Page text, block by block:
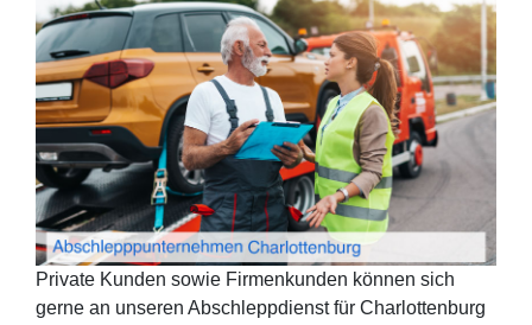
Private Kunden sowie Firmenkunden können sich
gerne an unseren Abschleppdienst für Charlottenburg